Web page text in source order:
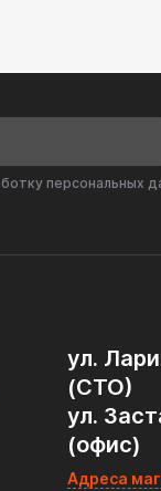
персональных
ул.
(СТО)
ул.
(офис)
Адреса